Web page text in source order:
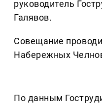
руководитель
Галявов.
Совещание
Набережных
По данным